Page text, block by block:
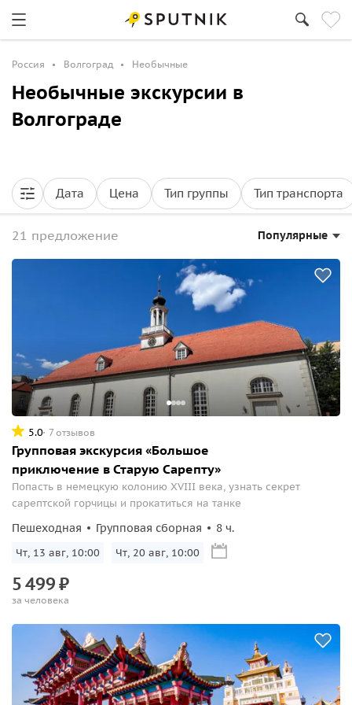
Россия Волгоград Необычные
Необычные экскурсии в
Волгограде
Дата Цена Тип группы Тип транспорта
21 предложение Популярные
5.0 7 отзывов
Групповая экскурсия «Большое
приключение в Старую Сарепту»
Попасть в немецкую колонию XVIII века, узнать секрет
сарептской горчицы и прокатиться на танке
Пешеходная Групповая сборная 8 ч.
Чт, 13 авг, 10:00 Чт, 20 авг, 10:00
5499₽
за человека